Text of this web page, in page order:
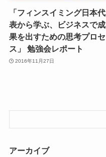
「フィンスイミング日本代
表から学ぶ、ビジネスで成
果を出すための思考プロセ
ス」 勉強会レポート
2016年11月27日
アーカイブ